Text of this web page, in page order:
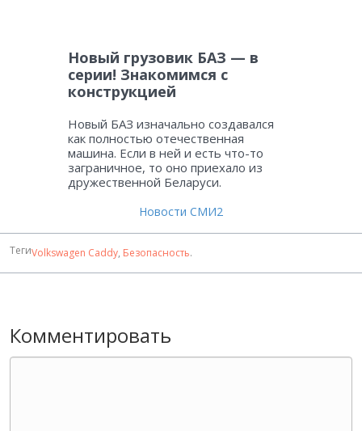
Новый грузовик БАЗ — в
серии! Знакомимся с
конструкцией
Новый БАЗ изначально создавался
как полностью отечественная
машина. Если в ней и есть что-то
заграничное, то оно приехало из
дружественной Беларуси.
Новости СМИ2
ТегиVolkswagen Caddy, Безопасность.
Комментировать